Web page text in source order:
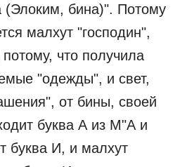
(Элоким, бина)". Потому
малхут "господин",
что получила
"одежды", и свет,
от бины, своей
буква А из М"А и
буква И, и малхут